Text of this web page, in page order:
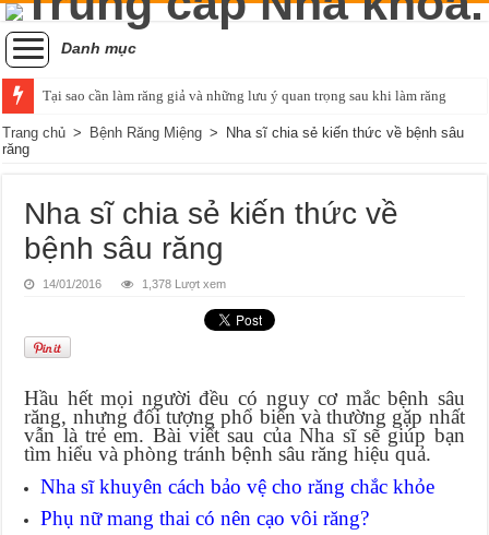
Danh mục
Tại sao cần làm răng giả và những lưu ý quan trọng sau khi làm răng
Trang chủ > Bệnh Răng Miệng >
Nha sĩ chia sẻ kiến thức về bệnh sâu
răng
Nha sĩ chia sẻ kiến thức về
bệnh sâu răng
14/01/2016 1,378 Lượt xem
Hầu hết mọi người đều có nguy cơ mắc bệnh sâu
răng, nhưng đối tượng phổ biến và thường gặp nhất
vẫn là trẻ em. Bài viết sau của Nha sĩ sẽ giúp bạn
tìm hiểu và phòng tránh bệnh sâu răng hiệu quả.
Nha sĩ khuyên cách bảo vệ cho răng chắc khỏe
Phụ nữ mang thai có nên cạo vôi răng?